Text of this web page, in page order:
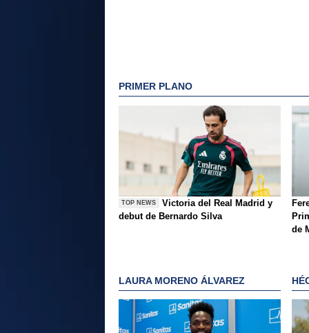
PRIMER PLANO
TOP NEWS
Victoria del Real Madrid y
debut de Bernardo Silva
de
LAURA MORENO ÁLVAREZ